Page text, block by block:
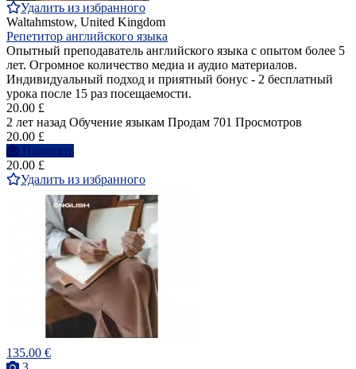
Удалить из избранного
Waltahmstow, United Kingdom
Репетитор английского языка
Опытный преподаватель английского языка с опытом более 5
лет. Огромное количество медиа и аудио материалов.
Индивидуальный подход и приятный бонус - 2 бесплатный
урока после 15 раз посещаемости.
20.00 £
2 лет назад Обучение языкам Продам 701 Просмотров
20.00 £
Написать
20.00 £
Удалить из избранного
135.00 €